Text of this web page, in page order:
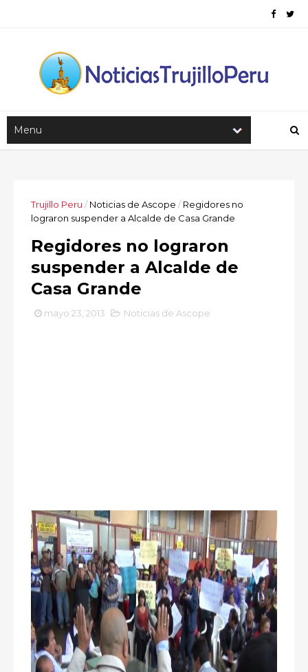
Trujillo Peru / Noticias de Ascope / Regidores no
lograron suspender a Alcalde de Casa Grande
Regidores no lograron
suspender a Alcalde de
Casa Grande
mayo 23, 2013 Noticias de Ascope